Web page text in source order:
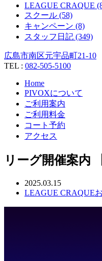
LEAGUE CRAQUE
スクール (58)
キャンペーン (8)
スタッフ日記 (349)
広島市南区元宇品町21-10
TEL : 082-505-5100
Home
PIVOXについて
ご利用案内
ご利用料金
コート予約
アクセス
リーグ開催案内
2025.03.15
LEAGUE CRAQUE